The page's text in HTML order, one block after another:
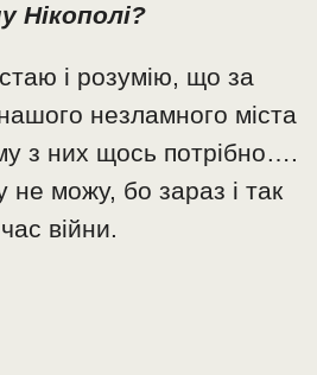
Нікополі?
і розумію, що за
незламного міста
з них щось потрібно….
можу, бо зараз і так
війни.